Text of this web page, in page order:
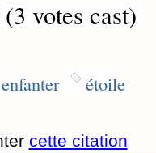
votes cast)
enfanter étoile
cette citation